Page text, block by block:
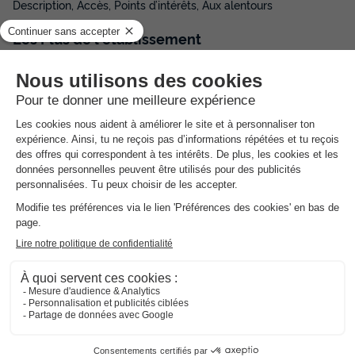
Description, Accès, Points d’intérêts, Aux alentours
LesPlusde l'établissement
A 10 minutes à pied de la plage
Près de la ravissante marina de Mandelieu-la-
Napoule
Autant de belles découvertes à proximité
La résidence Carré Marine est située près de la ravissante
marina de Mandelieu-la-Napoule. Elle se trouve à quelques
pour parfaire votre bronzage et découvrir la baie de Cannes et
l'arrière-pays. Sur place, elle a tout pour agrémenter vos
vacances. Appréciez la piscine avec pataugeoire.
Pour le bonheur des petits, une aire de jeux leur est réservée.